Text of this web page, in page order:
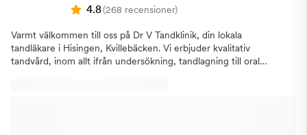
4.8(268 recensioner)
Varmt välkommen till oss på Dr V Tandklinik, din lokala
tandläkare i Hisingen, Kvillebäcken. Vi erbjuder kvalitativ
tandvård, inom allt ifrån undersökning, tandlagning till oral